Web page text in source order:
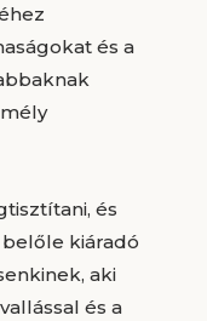
és a
és
kiáradó
aki
és a